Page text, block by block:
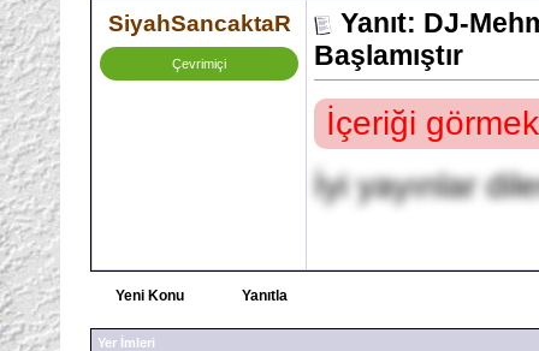
SiyahSancaktaR
Çevrimiçi
Yanıt: DJ-
Başlamıştır
İçeriği
İyi yayınlar
Yeni Konu Yanıtla
Yer İmleri